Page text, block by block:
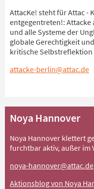
AttacKe! steht für Attac -
entgegentreten!:
und alle Systeme der
globale Gerechtigkeit
kritische
attacke-berlin@attac.de
Noya Hannover
Noya Hannover klettert
furchtbar aktiv, außer im
noya-hannover@attac.de
Aktionsblog von Noya